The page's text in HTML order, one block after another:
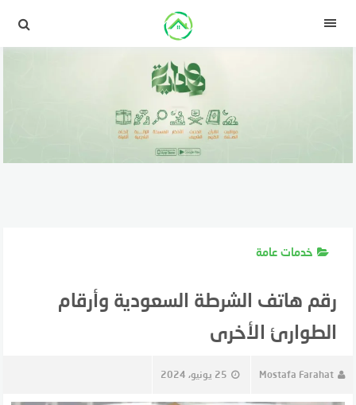
القائمة
خدمات عامة
رقم هاتف الشرطة السعودية وأرقام
الطوارئ الأخرى
Mostafa Farahat 25 يونيو، 2024